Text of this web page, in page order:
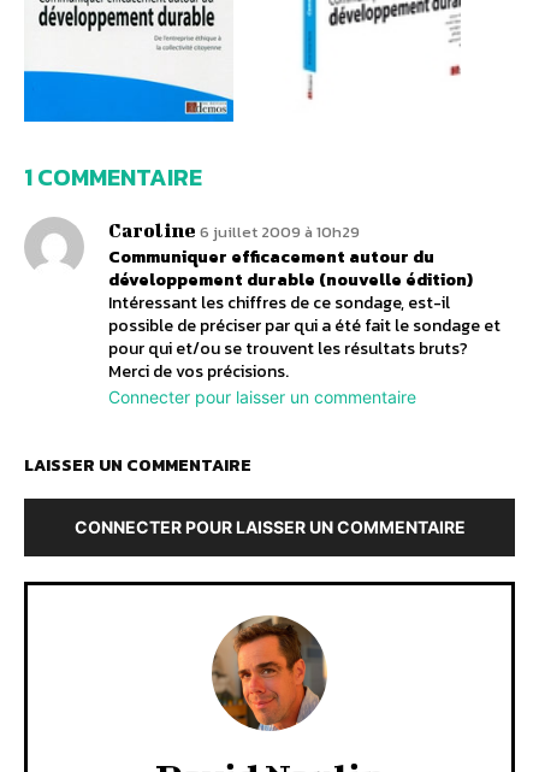
1 COMMENTAIRE
Caroline 6 juillet 2009 à 10h29
Communiquer efficacement autour du
développement durable (nouvelle édition)
Intéressant les chiffres de ce sondage, est-il
possible de préciser par qui a été fait le sondage et
pour qui et/ou se trouvent les résultats bruts?
Merci de vos précisions.
Connecter pour laisser un commentaire
LAISSER UN COMMENTAIRE
CONNECTER POUR LAISSER UN COMMENTAIRE